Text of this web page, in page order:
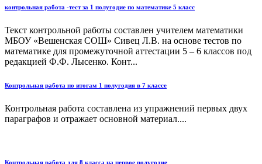
контрольная работа -тест за 1 полугодие по математике 5 класс
Текст контрольной работы составлен учителем математики
МБОУ «Вешенская СОШ» Сивец Л.В. на основе тестов по
математике для промежуточной аттестации 5 – 6 классов под
редакцией Ф.Ф. Лысенко. Конт...
Контрольная работа по итогам 1 полугодия в 7 классе
Контрольная работа составлена из упражнений первых двух
параграфов и отражает основной материал....
Контрольная работа для 8 класса на первое полугодие